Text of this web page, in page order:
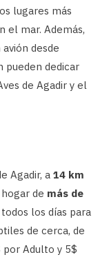
lugares más
el mar. Además,
desde
pueden dedicar
de Agadir y el
Agadir, a 14 km
de más de
los días para
de cerca, de
por Adulto y 5$